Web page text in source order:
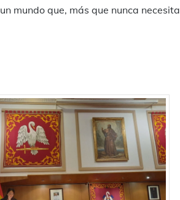
mundo que, más que nunca necesita